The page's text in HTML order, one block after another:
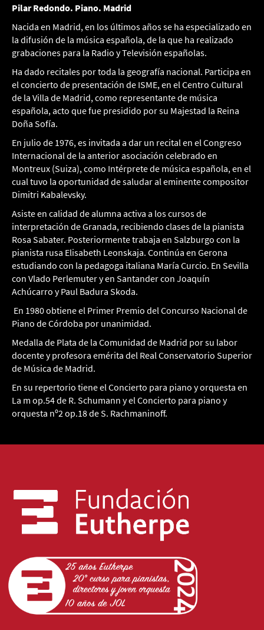
Pilar Redondo. Piano. Madrid
Nacida en Madrid, en los últimos años se ha especializado en
la difusión de la música española, de la que ha realizado
grabaciones para la Radio y Televisión españolas.
Ha dado recitales por toda la geografía nacional. Participa en
el concierto de presentación de ISME, en el Centro Cultural
de la Villa de Madrid, como representante de música
española, acto que fue presidido por su Majestad la Reina
Doña Sofía.
En julio de 1976, es invitada a dar un recital en el Congreso
Internacional de la anterior asociación celebrado en
Montreux (Suiza), como Intérprete de música española, en el
cual tuvo la oportunidad de saludar al eminente compositor
Dimitri Kabalevsky.
Asiste en calidad de alumna activa a los cursos de
interpretación de Granada, recibiendo clases de la pianista
Rosa Sabater. Posteriormente trabaja en Salzburgo con la
pianista rusa Elisabeth Leonskaja. Continúa en Gerona
estudiando con la pedagoga italiana María Curcio. En Sevilla
con Vlado Perlemuter y en Santander con Joaquín
Achúcarro y Paul Badura Skoda.
En 1980 obtiene el Primer Premio del Concurso Nacional de
Piano de Córdoba por unanimidad.
Medalla de Plata de la Comunidad de Madrid por su labor
docente y profesora emérita del Real Conservatorio Superior
de Música de Madrid.
En su repertorio tiene el Concierto para piano y orquesta en
La m op.54 de R. Schumann y el Concierto para piano y
orquesta nº2 op.18 de S. Rachmaninoff.